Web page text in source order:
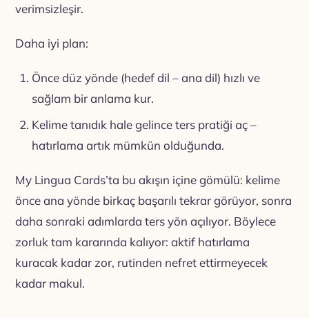
verimsizleşir.
Daha iyi plan:
Önce düz yönde (hedef dil – ana dil) hızlı ve
sağlam bir anlama kur.
Kelime tanıdık hale gelince ters pratiği aç –
hatırlama artık mümkün olduğunda.
My Lingua Cards’ta bu akışın içine gömülü: kelime
önce ana yönde birkaç başarılı tekrar görüyor, sonra
daha sonraki adımlarda ters yön açılıyor. Böylece
zorluk tam kararında kalıyor: aktif hatırlama
kuracak kadar zor, rutinden nefret ettirmeyecek
kadar makul.